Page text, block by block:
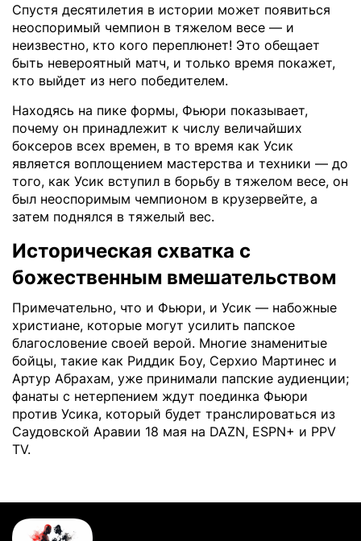
Спустя десятилетия в истории может появиться
неоспоримый чемпион в тяжелом весе — и
неизвестно, кто кого переплюнет! Это обещает
быть невероятный матч, и только время покажет,
кто выйдет из него победителем.
Находясь на пике формы, Фьюри показывает,
почему он принадлежит к числу величайших
боксеров всех времен, в то время как Усик
является воплощением мастерства и техники — до
того, как Усик вступил в борьбу в тяжелом весе, он
был неоспоримым чемпионом в крузервейте, а
затем поднялся в тяжелый вес.
Историческая схватка с
божественным вмешательством
Примечательно, что и Фьюри, и Усик — набожные
христиане, которые могут усилить папское
благословение своей верой. Многие знаменитые
бойцы, такие как Риддик Боу, Серхио Мартинес и
Артур Абрахам, уже принимали папские аудиенции;
фанаты с нетерпением ждут поединка Фьюри
против Усика, который будет транслироваться из
Саудовской Аравии 18 мая на DAZN, ESPN+ и PPV
TV.